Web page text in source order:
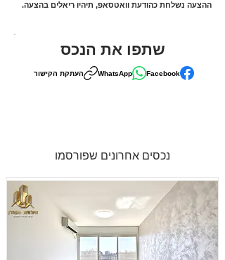
ההצעה נשלחת כהודעת וואטסאפ, תיהיו ריאלים בהצעה.
שתפו את הנכס
Facebook
WhatsApp העתקת הקישור
נכסים אחרונים שפורסמו